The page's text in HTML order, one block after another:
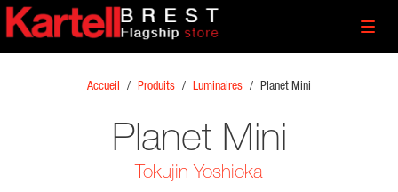
Accueil / Produits / Luminaires / Planet Mini
Planet Mini
Tokujin Yoshioka